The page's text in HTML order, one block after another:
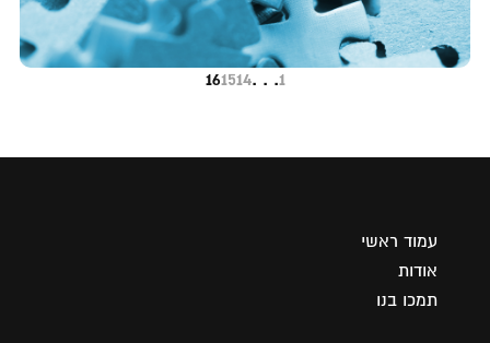
1
. . .
14
15
16
עמוד ראשי
אודות
תמכו בנו